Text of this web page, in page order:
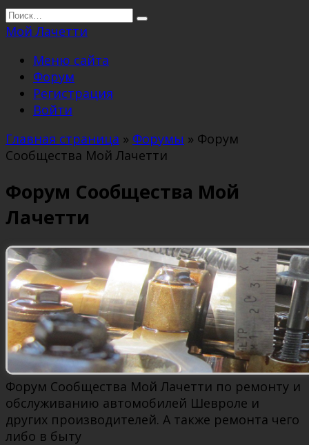
Перейти
к
Search
for:
Мой Лачетти
Меню сайта
Форум
Регистрация
Войти
Главная страница » Форумы » Форум
Сообщества Мой Лачетти
Форум Сообщества Мой
Лачетти
Форум Сообщества Мой Лачетти по ремонту и
обслуживанию автомобилей Шевроле и
других производителей. А также ремонта чего
либо в быту